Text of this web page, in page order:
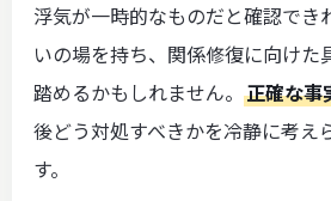
浮気が一時的なものだと確認でき
いの場を持ち、関係修復に向けた
踏めるかもしれません。 正確な事
後どう対処すべきかを冷静に考え
す。